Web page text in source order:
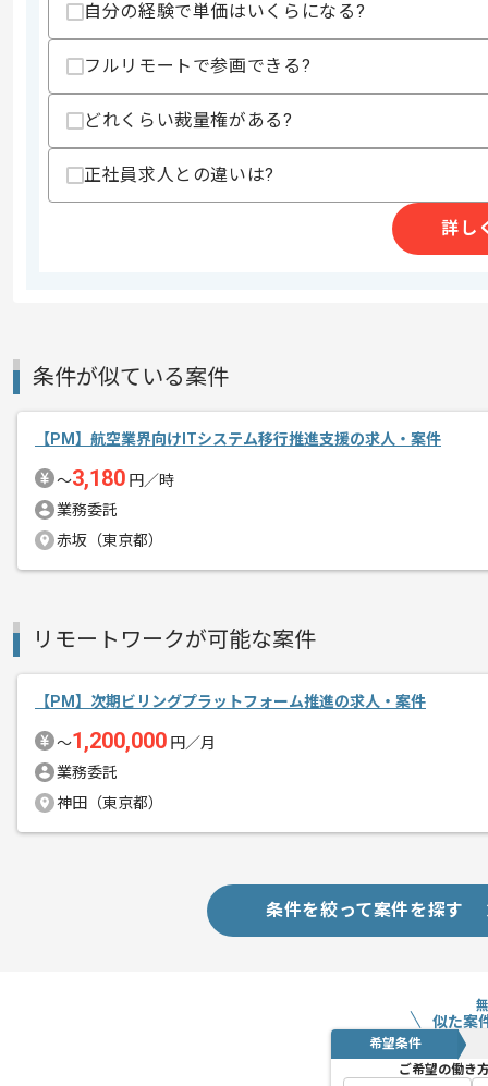
スキルに不安がある方へ
上記に似た経験やスキルをお持ちであれば申
募集人数
作業開始日
2026/04/28
に携わっていただきます。
PM経験を活かしたい方にお勧めです。
自分の経験で単価はいくらになる?
フルリモートで参画できる?
どれくらい裁量権がある?
正社員求人との違いは?
詳し
条件が似ている案件
【PM】航空業界向けITシステム移行推進支援の求人・案件
〜3,180 円／時
業務委託
赤坂（東京都）
リモートワークが可能な案件
【PM】次期ビリングプラットフォーム推進の求人・案件
〜1,200,000 円／月
業務委託
神田（東京都）
条件を絞って案件を探す
似た案
希望条件
ご希望の働き